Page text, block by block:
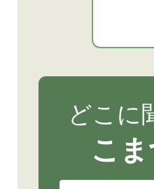
どこに
こ